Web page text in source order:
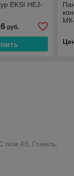
EKSI HEJ-
руб.
пом.43, Гомель,